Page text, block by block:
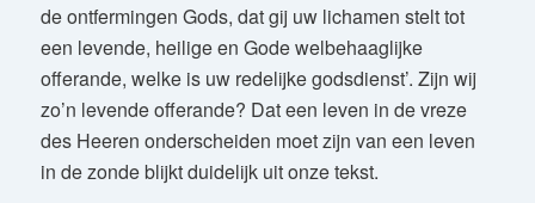
de ontfermingen Gods, dat gij uw lichamen stelt tot
een levende, heilige en Gode welbehaaglijke
offerande, welke is uw redelijke godsdienst’. Zijn wij
zo’n levende offerande? Dat een leven in de vreze
des Heeren onderscheiden moet zijn van een leven
in de zonde blijkt duidelijk uit onze tekst.